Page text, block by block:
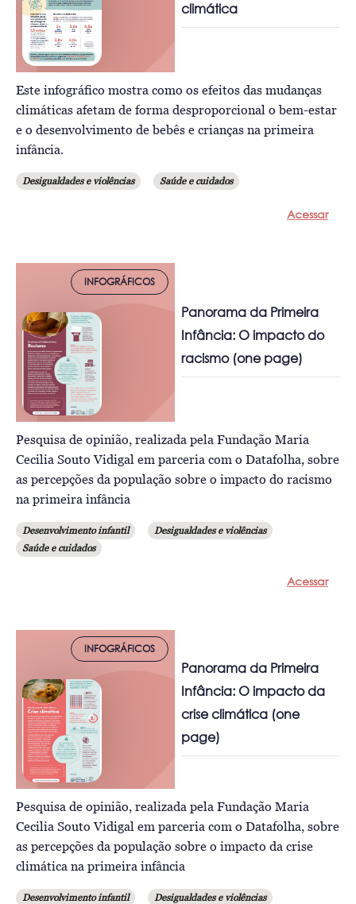
climática
Este infográfico mostra como os efeitos das mudanças
climáticas afetam de forma desproporcional o bem-estar
e o desenvolvimento de bebês e crianças na primeira
infância.
Desigualdades e violências Saúde e cuidados
Acessar
INFOGRÁFICOS
Panorama da Primeira
Infância: O impacto do
racismo (one page)
Pesquisa de opinião, realizada pela Fundação Maria
Cecilia Souto Vidigal em parceria com o Datafolha, sobre
as percepções da população sobre o impacto do racismo
na primeira infância
Desenvolvimento infantil
Desigualdades e violências
Saúde e cuidados
Acessar
INFOGRÁFICOS
Panorama da Primeira
Infância: O impacto da
crise climática (one
page)
Pesquisa de opinião, realizada pela Fundação Maria
Cecilia Souto Vidigal em parceria com o Datafolha, sobre
as percepções da população sobre o impacto da crise
climática na primeira infância
Desenvolvimento infantil
Desigualdades e violências